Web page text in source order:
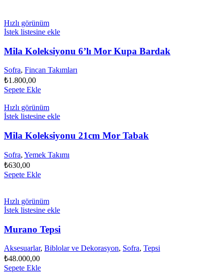
Hızlı görünüm
İstek listesine ekle
Mila Koleksiyonu 6’lı Mor Kupa Bardak
Sofra, Fincan Takımları
₺1.800,00
Sepete Ekle
Hızlı görünüm
İstek listesine ekle
Mila Koleksiyonu 21cm Mor Tabak
Sofra, Yemek Takımı
₺630,00
Sepete Ekle
Hızlı görünüm
İstek listesine ekle
Murano Tepsi
Aksesuarlar, Biblolar ve Dekorasyon, Sofra, Tepsi
₺48.000,00
Sepete Ekle